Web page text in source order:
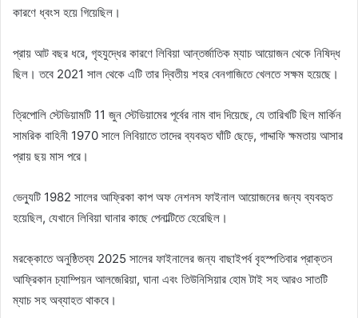
কারণে ধ্বংস হয়ে গিয়েছিল।
প্রায় আট বছর ধরে, গৃহযুদ্ধের কারণে লিবিয়া আন্তর্জাতিক ম্যাচ আয়োজন থেকে নিষিদ্ধ
ছিল। তবে 2021 সাল থেকে এটি তার দ্বিতীয় শহর বেনগাজিতে খেলতে সক্ষম হয়েছে।
ত্রিপোলি স্টেডিয়ামটি 11 জুন স্টেডিয়ামের পূর্বের নাম বাদ দিয়েছে, যে তারিখটি ছিল মার্কিন
সামরিক বাহিনী 1970 সালে লিবিয়াতে তাদের ব্যবহৃত ঘাঁটি ছেড়ে, গাদ্দাফি ক্ষমতায় আসার
প্রায় ছয় মাস পরে।
ভেন্যুটি 1982 সালের আফ্রিকা কাপ অফ নেশনস ফাইনাল আয়োজনের জন্য ব্যবহৃত
হয়েছিল, যেখানে লিবিয়া ঘানার কাছে পেনাল্টিতে হেরেছিল।
মরক্কোতে অনুষ্ঠিতব্য 2025 সালের ফাইনালের জন্য বাছাইপর্ব বৃহস্পতিবার প্রাক্তন
আফ্রিকান চ্যাম্পিয়ন আলজেরিয়া, ঘানা এবং তিউনিসিয়ার হোম টাই সহ আরও সাতটি
ম্যাচ সহ অব্যাহত থাকবে।